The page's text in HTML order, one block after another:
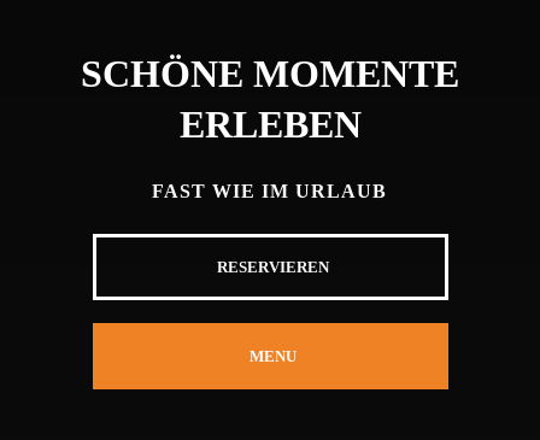
SCHÖNE MOMENTE
ERLEBEN
FAST WIE IM URLAUB
RESERVIEREN
MENU